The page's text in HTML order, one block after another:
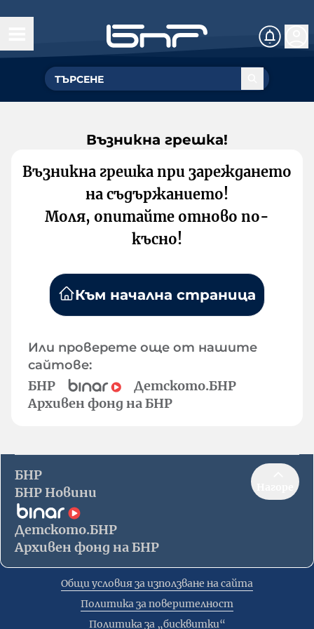
Възникна грешка!
Възникна грешка при зареждането
на съдържанието!
Моля, опитайте отново по-
късно!
Към начална страница
Или проверете още от нашите
сайтове:
БНР
Детското.БНР
Архивен фонд на БНР
БНР
БНР Новини
Детското.БНР
Архивен фонд на БНР
Общи условия за използване на сайта
Политика за поверителност
Политика за „бисквитки“